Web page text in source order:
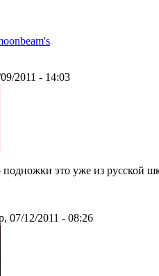
2011 - 14:03
подножки это уже из русской
07/12/2011 - 08:26